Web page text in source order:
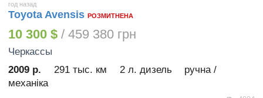
год назад
Toyota Avensis РОЗМИТНЕНА
10 300 $ / 459 380 грн
Черкассы
2009 р.
291 тыс. км 2 л. дизель
ручна /
механіка